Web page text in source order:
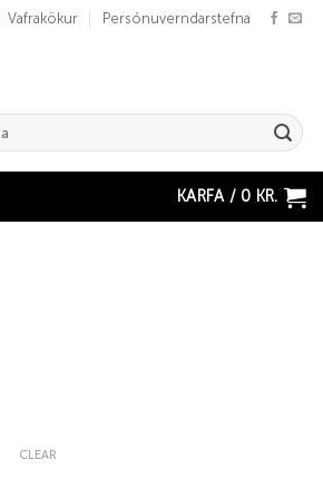
Vafrakökur Persónuverndarstefna
KARFA / 0 KR.
CLEAR